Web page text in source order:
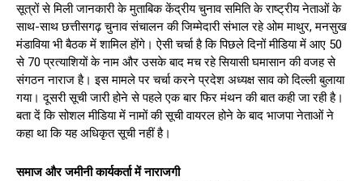
सूत्रों से मिली जानकारी के मुताबिक केंद्रीय चुनाव समिति के राष्ट्रीय नेताओं के
साथ-साथ छत्तीसगढ़ चुनाव संचालन की जिम्मेदारी संभाल रहे ओम माथुर, मनसुख
मंडाविया भी बैठक में शामिल होंगे। ऐसी चर्चा है कि पिछले दिनों मीडिया में आए 50
से 70 प्रत्याशियों के नाम और उसके बाद मच रहे सियासी घमासान की वजह से
संगठन नाराज है। इस मामले पर चर्चा करने प्रदेश अध्यक्ष साव को दिल्ली बुलाया
गया। दूसरी सूची जारी होने से पहले एक बार फिर मंथन की बात कही जा रही है।
बता दें कि सोशल मीडिया में नामों की सूची वायरल होने के बाद भाजपा नेताओं ने
कहा था कि यह अधिकृत सूची नहीं है।
समाज और जमीनी कार्यकर्ता में नाराजगी